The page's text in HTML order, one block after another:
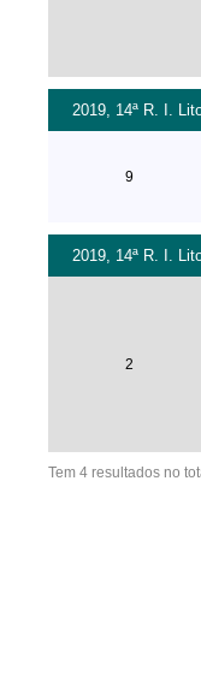
2019, 14ª R. I.
9
2019, 14ª R. I.
2
Tem 4 resultados no